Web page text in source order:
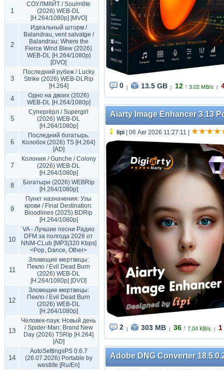
1
СОУЛМ8ЙТ / Soulm8te
(2026) WEB-DL
[H.264/1080p] [MVO]
2
Идеальный шторм /
Balandrau, vent salvatge /
Balandrau: Where the
Fierce Wind Blew (2026)
WEB-DL [H.264/1080p]
[DVO]
3
Последний рубеж / Lucky
Strike (2026) WEB-DLRip
[H.264]
4
Одно на двоих (2026)
WEB-DL [H.264/1080p]
5
Супергёрл / Supergirl
(2026) WEB-DL
[H.264/1080p]
6
Последний богатырь.
Колобок (2026) TS [H.264]
[AD]
7
Колония / Gunche / Colony
(2026) WEB-DL
[H.264/1080p]
8
Богатыри (2026) WEBRip
[H.264/1080p]
9
Пункт назначения: Узы
крови / Final Destination:
Bloodlines (2025) BDRip
[H.264/1080p]
10
VA - Лучшие песни Радио
DFM за полгода 2026 от
NNM-CLub [MP3|320 Kbps]
<Pop, Dance, Other>
11
Зловещие мертвецы:
Пекло / Evil Dead Burn
(2026) WEB-DL
[H.264/1080p] [DVO]
12
Зловещие мертвецы:
Пекло / Evil Dead Burn
(2026) WEB-DL
[H.264/1080p]
13
Человек-паук: Новый день
/ Spider-Man: Brand New
Day (2026) TSRip [H.264]
[AD]
14
AutoSettingsPS 0.6.7
(26.07.2026) Portable by
westlife [Ru/En]
0 13.5 GB 12 ↑ 3.02 MB/s
Aiarty Image Enhancer 3.13
lipi | 06 Авг 2026 11:27:11
2 303 MB 36 ↑ 7.04 KB/s 1
Adobe DNG Converter